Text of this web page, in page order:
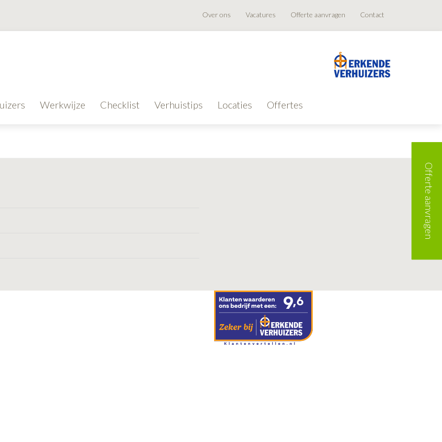
Contact
Offerte aanvragen
Vacatures
Over ons
Werkwijze Checklist Verhuistips Locaties Offertes
Offerte aanvragen